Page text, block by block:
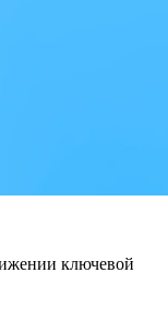
ключевой